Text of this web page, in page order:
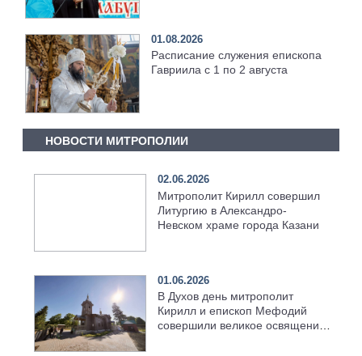
01.08.2026
Расписание служения епископа
Гавриила с 1 по 2 августа
НОВОСТИ МИТРОПОЛИИ
02.06.2026
Митрополит Кирилл совершил
Литургию в Александро-
Невском храме города Казани
01.06.2026
В Духов день митрополит
Кирилл и епископ Мефодий
совершили великое освящение